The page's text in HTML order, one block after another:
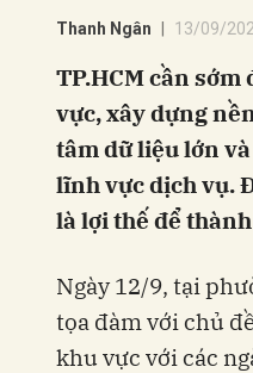
Thanh Ngân 13/09/
TP.HCM cần
vực, xây dựng
tâm dữ liệu lớn
lĩnh vực dịch vụ.
là lợi thế để
Ngày 12/9, tại
tọa đàm với chủ
khu vực với các